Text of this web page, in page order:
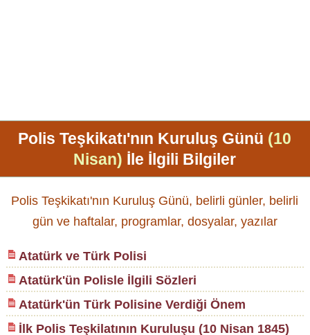
Polis Teşkikatı'nın Kuruluş Günü (10
Nisan) İle İlgili Bilgiler
Polis Teşkikatı'nın Kuruluş Günü, belirli günler, belirli
gün ve haftalar, programlar, dosyalar, yazılar
Atatürk ve Türk Polisi
Atatürk'ün Polisle İlgili Sözleri
Atatürk'ün Türk Polisine Verdiği Önem
İlk Polis Teşkilatının Kuruluşu (10 Nisan 1845)